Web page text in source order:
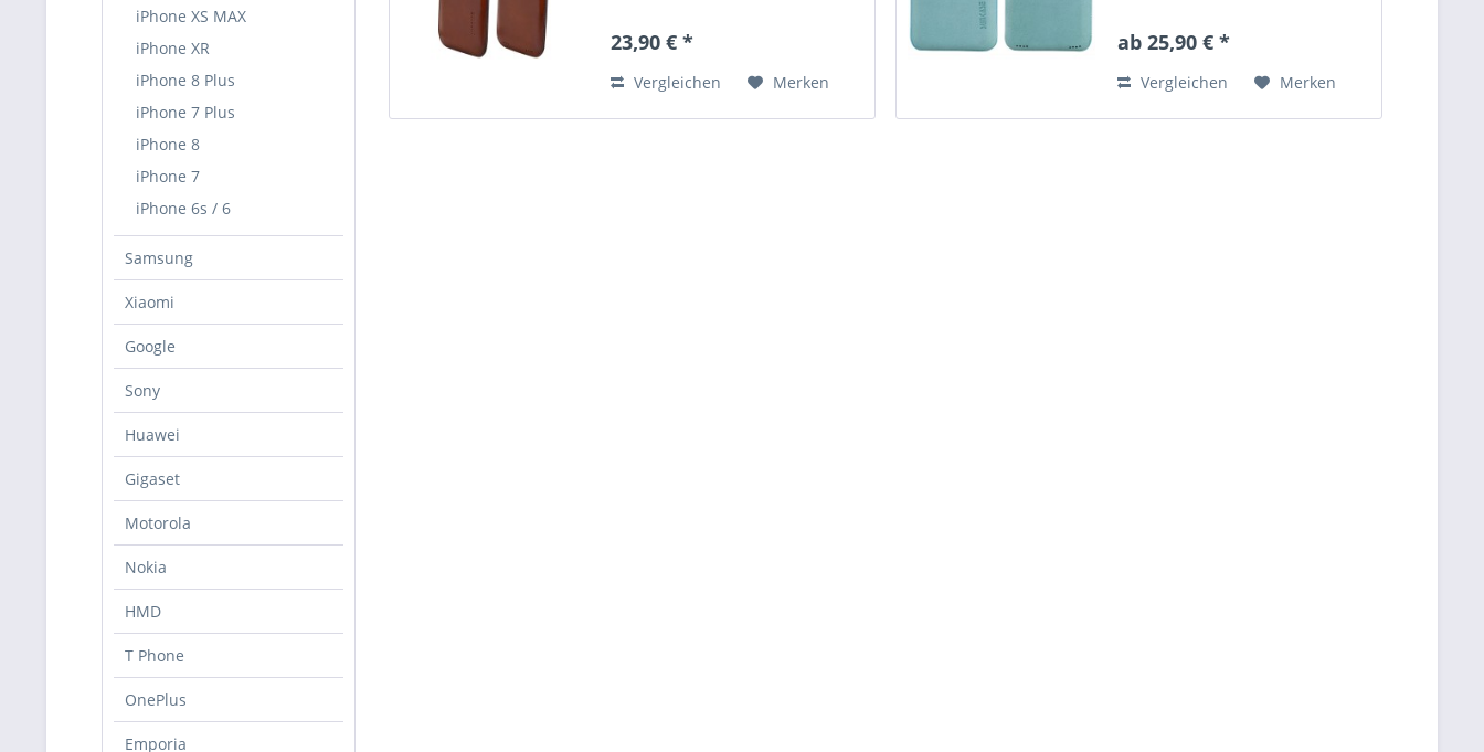
iPhone XS MAX
iPhone XR
iPhone 8 Plus
iPhone 7 Plus
iPhone 8
iPhone 7
iPhone 6s / 6
Samsung
Xiaomi
Google
Sony
Huawei
Gigaset
Motorola
Nokia
HMD
T Phone
OnePlus
Emporia
Suncase ist handverarbeitet und
23,90 € *
Vergleichen Merken
zusätzlichem Bumper oder
Lieferumfang:...
ab 25,90 € *
Vergleichen Merken